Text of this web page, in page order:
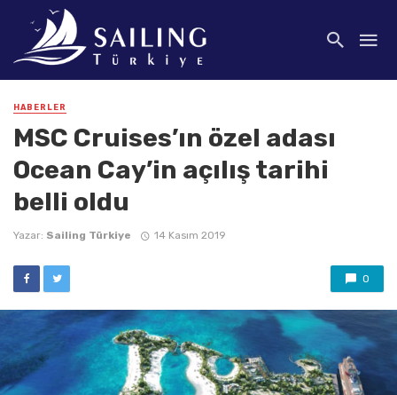
HABERLER
MSC Cruises’ın özel adası
Ocean Cay’in açılış tarihi
belli oldu
Yazar: Sailing Türkiye 14 Kasım 2019
0